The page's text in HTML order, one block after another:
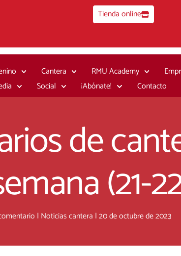
Tienda online
Cantera RMU Academy
Social ¡Abónate! Contacto
de
(21-
| Noticias cantera |20 de octubre de 2023